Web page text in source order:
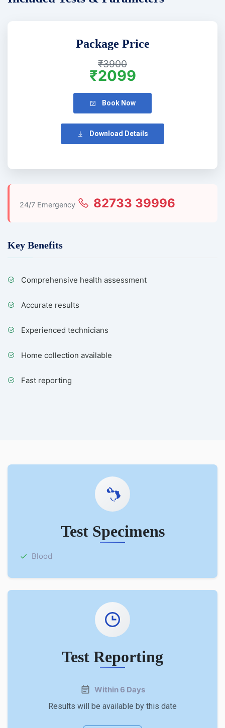
Package Price
₹3900
₹2099
Book Now
Download Details
24/7 Emergency 82733 39996
Key Benefits
Comprehensive health assessment
Accurate results
Experienced technicians
Home collection available
Fast reporting
Test Specimens
Blood
Test Reporting
Within 6 Days
Results will be available by this date